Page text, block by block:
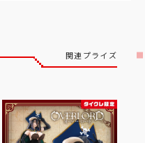
関連プライズ